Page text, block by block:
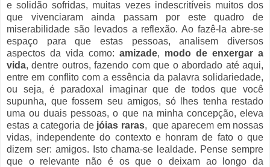
e solidão sofridas, muitas vezes indescritíveis muitos dos
que vivenciaram ainda passam por este quadro de
miserabilidade são levados a reflexão. Ao fazê-la abre-se
espaço para que estas pessoas, analisem diversos
aspectos da vida como: amizade, modo de enxergar a
vida, dentre outros, fazendo com que o abordado até aqui,
entre em conflito com a essência da palavra solidariedade,
ou seja, é paradoxal imaginar que de todos que você
supunha, que fossem seu amigos, só lhes tenha restado
uma ou duais pessoas, o que na minha concepção, eleva
estas a categoria de jóias raras, que aparecem em nossas
vidas, independente do contexto e honram de fato o que
dizem ser: amigos. Isto chama-se lealdade. Pense sempre
que o relevante não é os que o deixam ao longo da